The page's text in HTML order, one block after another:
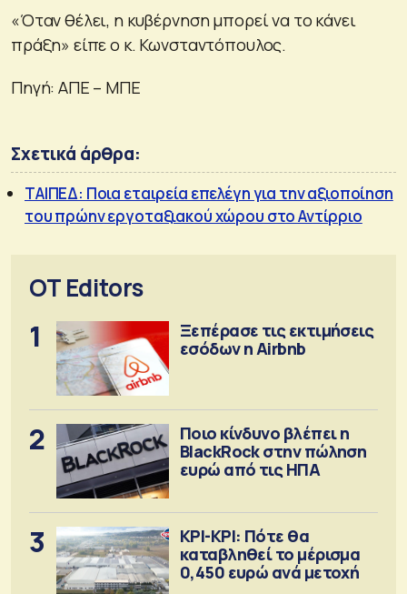
«Όταν θέλει, η κυβέρνηση μπορεί να το κάνει
πράξη» είπε ο κ. Κωνσταντόπουλος.
Πηγή: ΑΠΕ – ΜΠΕ
Σχετικά άρθρα:
ΤΑΙΠΕΔ: Ποια εταιρεία επελέγη για την αξιοποίηση
του πρώην εργοταξιακού χώρου στο Αντίρριο
OT Editors
1
Ξεπέρασε τις εκτιμήσεις
εσόδων η Airbnb
2
Ποιο κίνδυνο βλέπει η
BlackRock στην πώληση
ευρώ από τις ΗΠΑ
3
ΚΡΙ-ΚΡΙ: Πότε θα
καταβληθεί το μέρισμα
0,450 ευρώ ανά μετοχή